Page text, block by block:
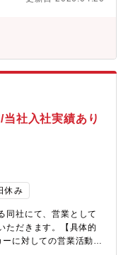
テーマの一つとなって
スにおいて、当社と業
に対し、事務代行サー
などの役割を担ってい
題を把握し適切なソリ
特定保健指導、スト
一次予防および二次
し提携する健診医療機
像】予防医療領域は今
社としても予防医療領
療機関との間で関係
担っていただきます。
ズをもとにサービスの
方を募集しておりま
診医療機関への新たな
管理などを実施して頂
社入社実績あり
休み
同社にて、営業として
ただきます。【具体的
に対しての営業活動